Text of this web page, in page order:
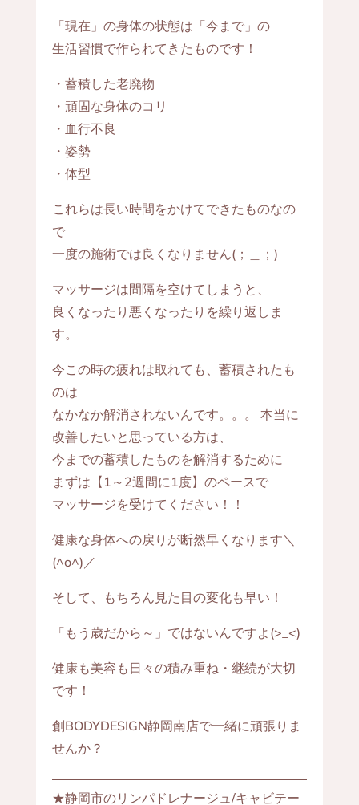
「現在」の身体の状態は「今まで」の
生活習慣で作られてきたものです！
・蓄積した老廃物
・頑固な身体のコリ
・血行不良
・姿勢
・体型
これらは長い時間をかけてできたものなの
で
一度の施術では良くなりません(；＿；)
マッサージは間隔を空けてしまうと、
良くなったり悪くなったりを繰り返しま
す。
今この時の疲れは取れても、蓄積されたも
のは
なかなか解消されないんです。。。 本当に
改善したいと思っている方は、
今までの蓄積したものを解消するために
まずは【1～2週間に1度】のペースで
マッサージを受けてください！！
健康な身体への戻りが断然早くなります＼
(^o^)／
そして、もちろん見た目の変化も早い！
「もう歳だから～」ではないんですよ(>_<)
健康も美容も日々の積み重ね・継続が大切
です！
創BODYDESIGN静岡南店で一緒に頑張りま
せんか？
★静岡市のリンパドレナージュ/キャビテー